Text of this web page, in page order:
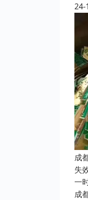
24-
成
失
一
成